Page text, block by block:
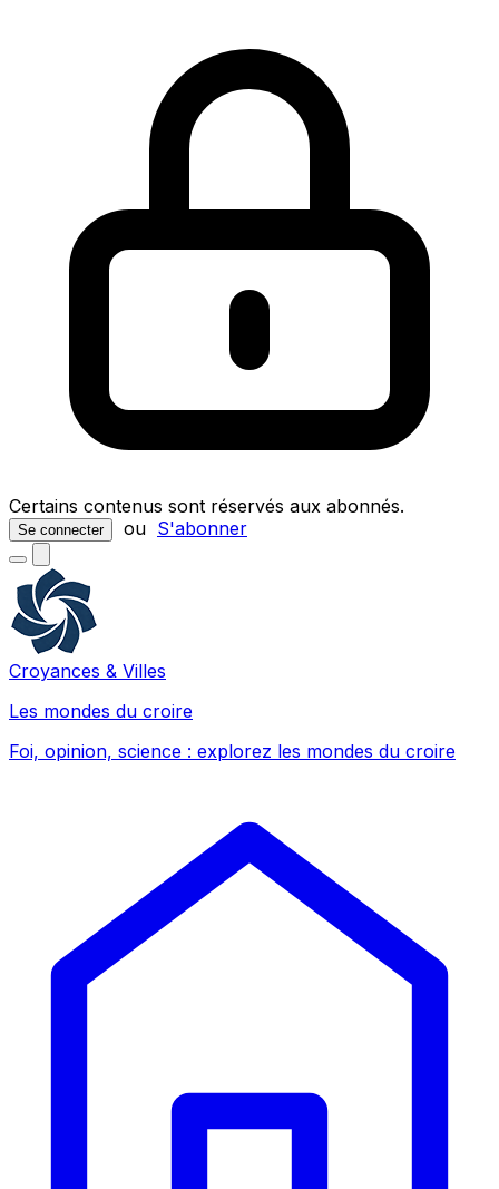
Certains contenus sont réservés aux abonnés.
Se connecter ou S'abonner
Croyances & Villes
Les mondes du croire
Foi, opinion, science : explorez les mondes du croire